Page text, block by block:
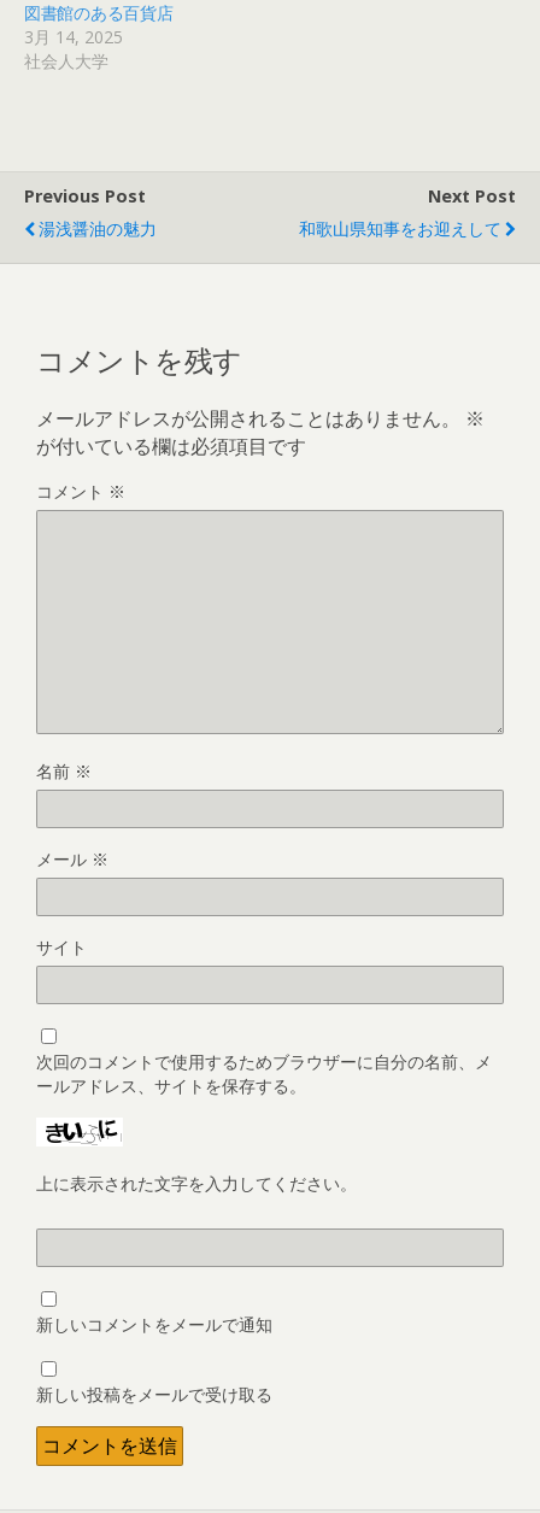
図書館のある百貨店
3月 14, 2025
社会人大学
Previous Post
湯浅醤油の魅力
Next Post
和歌山県知事をお迎えして
コメントを残す
メールアドレスが公開されることはありません。
※
が付いている欄は必須項目です
コメント ※
名前 ※
メール ※
サイト
次回のコメントで使用するためブラウザーに自分の名前、メ
ールアドレス、サイトを保存する。
上に表示された文字を入力してください。
新しいコメントをメールで通知
新しい投稿をメールで受け取る